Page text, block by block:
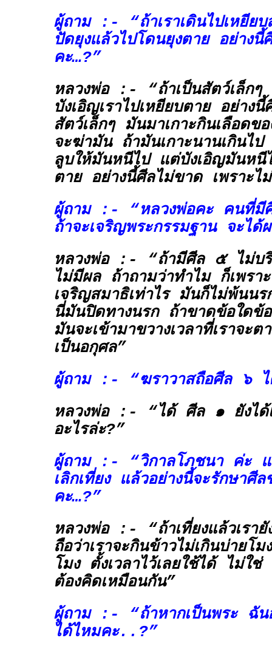
ผู้ถาม :- “ถ้าเราเดินไปเหยียบ
ปัดยุงแล้วไปโดนยุงตาย อย่างนี้
คะ…?”
หลวงพ่อ :- “ถ้าเป็นสัตว์เล็กๆ
บังเอิญเราไปเหยียบตาย อย่าง
สัตว์เล็กๆ มันมาเกาะกินเลือดขอ
จะฆ่ามัน ถ้ามันเกาะนานเกินไ
ลูบให้มันหนีไป แต่บังเอิญมันห
ตาย อย่างนี้ศีลไม่ขาด เพราะไ
ผู้ถาม :- “หลวงพ่อคะ คนที่มี
ถ้าจะเจริญพระกรรมฐาน จะได้
หลวงพ่อ :- “ถ้ามีศีล ๕ ไม่บริ
ไม่มีผล ถ้าถามว่าทำไม ก็เพรา
เจริญสมาธิเท่าไร มันก็ไม่พ้นน
นี่มันปิดทางนรก ถ้าขาดข้อใดข้
มันจะเข้ามาขวางเวลาที่เราจะ
เป็นอกุศล”
ผู้ถาม :- “ฆราวาสถือศีล ๖ ไ
หลวงพ่อ :- “ได้ ศีล ๑ ยังได้
อะไรล่ะ?”
ผู้ถาม :- “วิกาลโภชนาค่ะ แ
เลิกเที่ยง แล้วอย่างนี้จะรักษาศี
คะ…?”
หลวงพ่อ :- “ถ้าเที่ยงแล้วเรายั
ถือว่าเราจะกินข้าวไม่เกินบ่ายโ
โมง ตั้งเวลาไว้เลยใช้ได้ ไม่ใ
ต้องคิดเหมือนกัน”
ผู้ถาม :- “ถ้าหากเป็นพระ ฉันอ
ได้ไหมคะ..?”